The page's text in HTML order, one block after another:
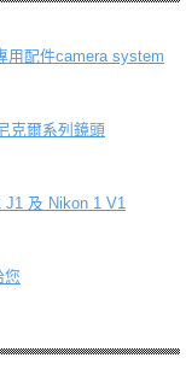
用配件camera system
克爾系列鏡頭
J1 及 Nikon 1 V1
您